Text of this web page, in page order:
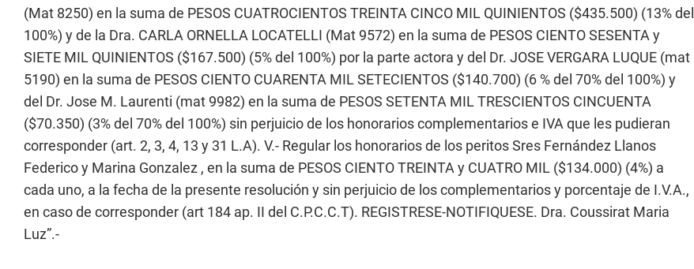
(Mat 8250) en la suma de PESOS CUATROCIENTOS TREINTA CINCO MIL QUINIENTOS ($435.500) (13% del
100%) y de la Dra. CARLA ORNELLA LOCATELLI (Mat 9572) en la suma de PESOS CIENTO SESENTA y
SIETE MIL QUINIENTOS ($167.500) (5% del 100%) por la parte actora y del Dr. JOSE VERGARA LUQUE (mat
5190) en la suma de PESOS CIENTO CUARENTA MIL SETECIENTOS ($140.700) (6 % del 70% del 100%) y
del Dr. Jose M. Laurenti (mat 9982) en la suma de PESOS SETENTA MIL TRESCIENTOS CINCUENTA
($70.350) (3% del 70% del 100%) sin perjuicio de los honorarios complementarios e IVA que les pudieran
corresponder (art. 2, 3, 4, 13 y 31 L.A). V.- Regular los honorarios de los peritos Sres Fernández Llanos
Federico y Marina Gonzalez , en la suma de PESOS CIENTO TREINTA y CUATRO MIL ($134.000) (4%) a
cada uno, a la fecha de la presente resolución y sin perjuicio de los complementarios y porcentaje de I.V.A.,
en caso de corresponder (art 184 ap. II del C.P.C.C.T). REGISTRESE-NOTIFIQUESE. Dra. Coussirat Maria
Luz”.-